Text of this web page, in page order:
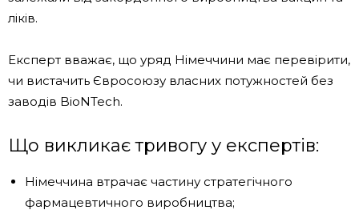
ліків.
Експерт вважає, що уряд Німеччини має перевірити,
чи вистачить Євросоюзу власних потужностей без
заводів BioNTech.
Що викликає тривогу у експертів:
Німеччина втрачає частину стратегічного
фармацевтичного виробництва;